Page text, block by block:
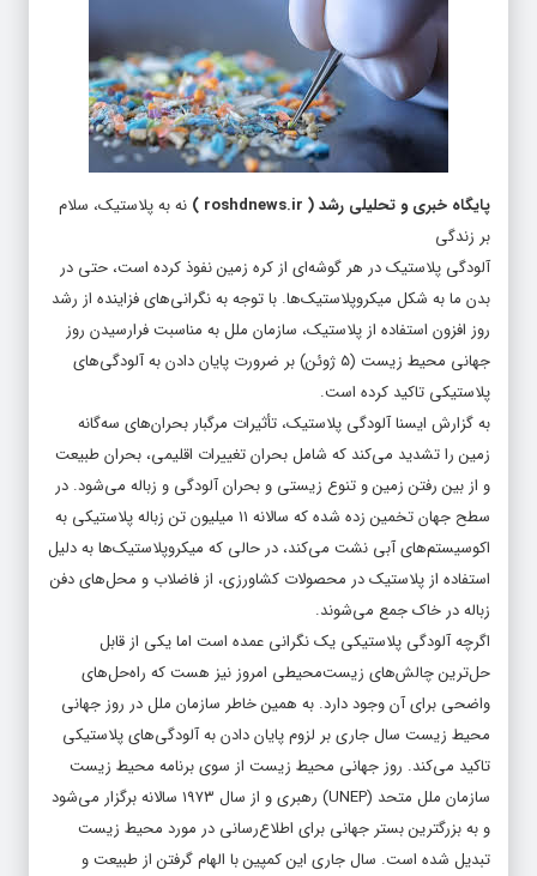
پایگاه خبری و تحلیلی رشد(
roshdnews.ir
) نه به پلاستیک، سلام
بر زندگی
آلودگی پلاستیک در هر گوشه‌ای از کره زمین نفوذ کرده است، حتی در
بدن ما به شکل میکروپلاستیک‌ها. با توجه به نگرانی‌های فزاینده از رشد
روز افزون استفاده از پلاستیک، سازمان ملل به مناسبت فرارسیدن روز
جهانی محیط زیست (۵ ژوئن) بر ضرورت پایان دادن به آلودگی‌های
پلاستیکی تاکید کرده است.
به گزارش ایسنا آلودگی پلاستیک، تأثیرات مرگبار بحران‌های سه‌گانه
زمین را تشدید می‌کند که شامل بحران تغییرات اقلیمی، بحران طبیعت
و از بین رفتن زمین و تنوع زیستی و بحران آلودگی و زباله می‌شود. در
سطح جهان تخمین زده شده که سالانه ۱۱ میلیون تن زباله پلاستیکی به
اکوسیستم‌های آبی نشت می‌کند، در حالی که میکروپلاستیک‌ها به دلیل
استفاده از پلاستیک در محصولات کشاورزی، از فاضلاب و محل‌های دفن
زباله در خاک جمع می‌شوند.
اگرچه آلودگی پلاستیکی یک نگرانی عمده است اما یکی از قابل
حل‌ترین چالش‌های زیست‌محیطی امروز نیز هست که راه‌حل‌های
واضحی برای آن وجود دارد. به همین خاطر سازمان ملل در روز جهانی
محیط زیست سال جاری بر لزوم پایان دادن به آلودگی‌های پلاستیکی
تاکید می‌کند. روز جهانی محیط زیست از سوی برنامه محیط زیست
سازمان ملل متحد (UNEP) رهبری و از سال ۱۹۷۳ سالانه برگزار می‌شود
و به بزرگترین بستر جهانی برای اطلاع‌رسانی در مورد محیط زیست
تبدیل شده است. سال جاری این کمپین با الهام گرفتن از طبیعت و